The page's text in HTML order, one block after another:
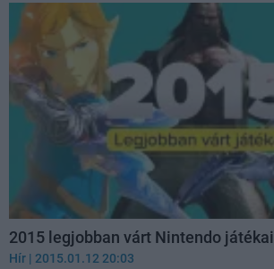
2015 legjobban várt Nintendo játékai
Hír | 2015.01.12 20:03